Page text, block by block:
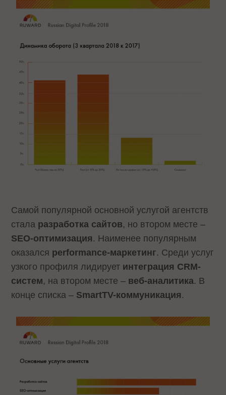
Самой популярной основной услугой агентств
стала разработка сайтов, но втором месте –
SEO-оптимизация . Наименее популярным
оказался performance-маркетинг. Среди услуг
узкого профиля лидирует интеграция CRM-
систем, на втором месте – веб-аналитика. В
конце списка – SmartTV-коммуникация .